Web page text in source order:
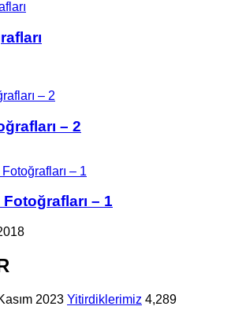
– 2
– 1
2023 Yitirdiklerimiz 4,289